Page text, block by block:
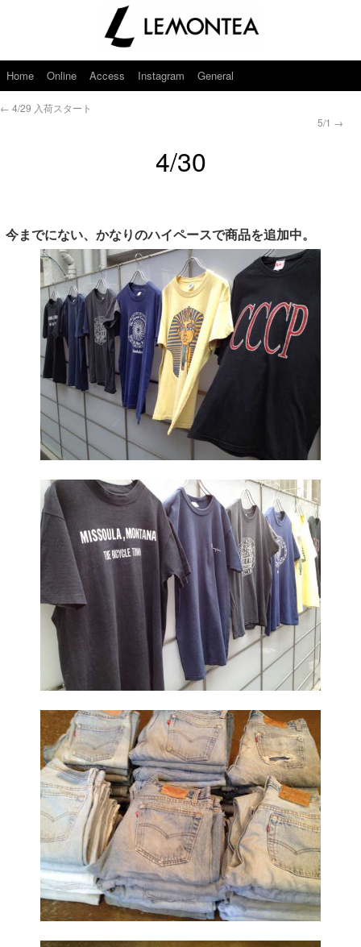
Home Online Access Instagram General
← 4/29 入荷スタート
5/1 →
4/30
今までにない、かなりのハイペースで商品を追加中。